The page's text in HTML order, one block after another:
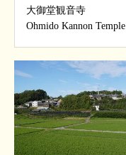
大御堂観音寺
Ohmido Kannon Temple